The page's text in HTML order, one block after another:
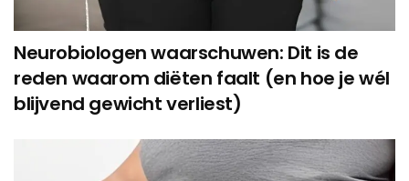
Neurobiologen waarschuwen: Dit is de
reden waarom diëten faalt (en hoe je wél
blijvend gewicht verliest)